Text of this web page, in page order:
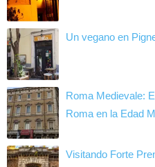
Un vegano en
Roma Medievale:
Roma en la Edad
Visitando Forte